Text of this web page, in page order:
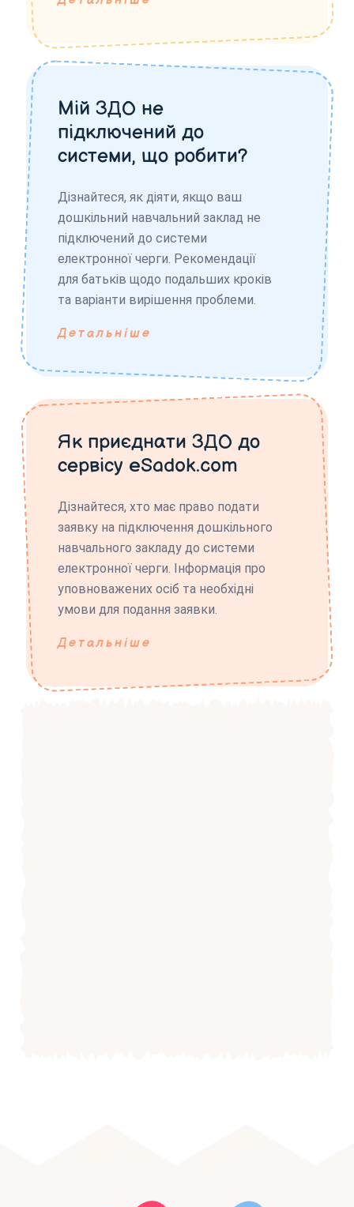
Мій ЗДО не
підключений до
системи, що робити?
Дізнайтеся, як діяти, якщо ваш
дошкільний навчальний заклад не
підключений до системи
електронної черги. Рекомендації
для батьків щодо подальших кроків
та варіанти вирішення проблеми.
Детальніше
Як приєднати ЗДО до
сервісу eSadok.com
Дізнайтеся, хто має право подати
заявку на підключення дошкільного
навчального закладу до системи
електронної черги. Інформація про
уповноважених осіб та необхідні
умови для подання заявки.
Детальніше